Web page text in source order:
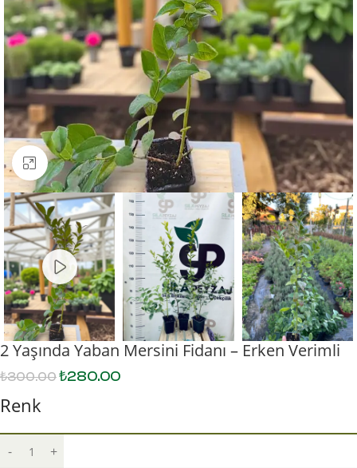
Büyütmek için tıklayın
2 Yaşında Yaban Mersini Fidanı – Erken Verimli
₺300.00₺280.00
Renk